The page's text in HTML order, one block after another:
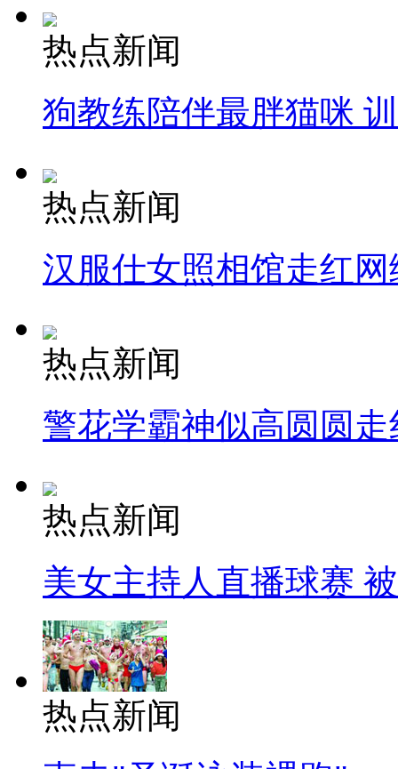
热点新闻
狗教练陪伴最胖猫咪
热点新闻
汉服仕女照相馆走红网
热点新闻
警花学霸神似高圆圆走
热点新闻
美女主持人直播球赛
热点新闻